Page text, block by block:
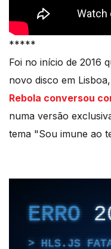
*****
Foi no início de 2016
novo disco em
Rebola conversou
numa versão
tema "Sou imune ao